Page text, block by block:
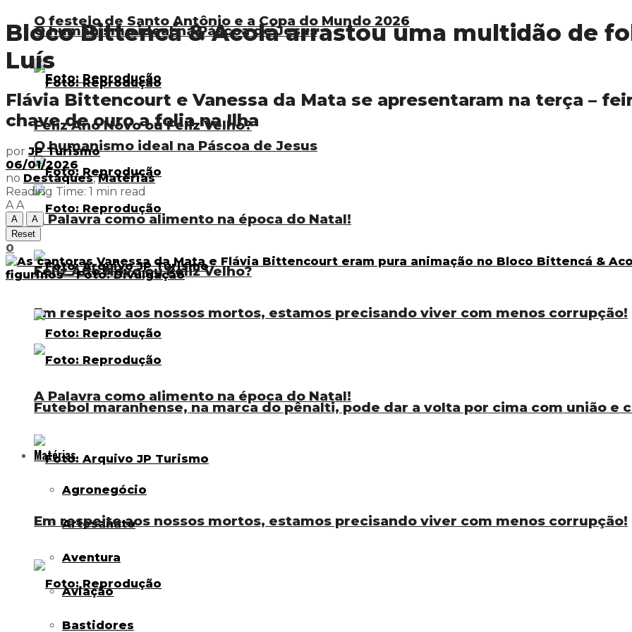
O humanismo ideal na Páscoa de Jesus
Feliz Ano Novo ou Feliz Velho?
A Palavra como alimento na época do Natal!
Em respeito aos nossos mortos, estamos precisando viver com menos corrupção!
Futebol maranhense, na marca do pênalti, pode dar a volta por cima com união e
Matérias
Agronegócio
Artesanato
Aventura
Aviação
Bastidores
O festejo de Santo Antônio e a Copa do Mundo 2026
O humanismo ideal na Páscoa de Jesus
Feliz Ano Novo ou Feliz Velho?
A Palavra como alimento na época do Natal!
Em respeito aos nossos mortos, estamos precisando viver com menos corrupção!
Bloco Bittencá & Acolá arrastou uma multidão de
Luís
Flávia Bittencourt e Vanessa da Mata se apresentaram na terça –
chave de ouro a folia na Ilha
por JP Turismo
06/01/2026
no Destaques,Matérias
Reading Time: 1 min read
A A
A
A
Reset
0